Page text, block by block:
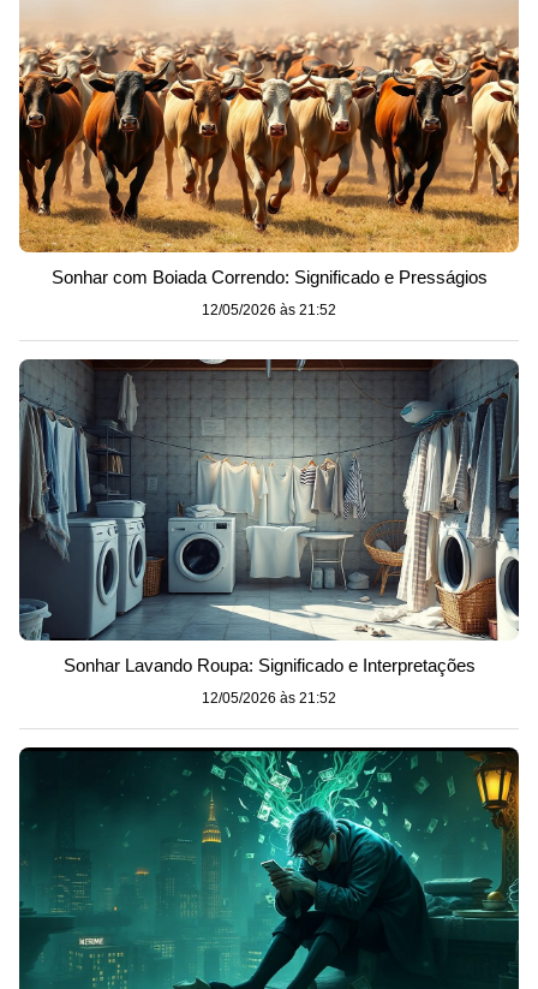
Sonhar com Boiada Correndo: Significado e Presságios
12/05/2026 às 21:52
Sonhar Lavando Roupa: Significado e Interpretações
12/05/2026 às 21:52